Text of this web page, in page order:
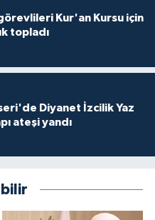
Kur'an Kursu için
topladı
Diyanet İzcilik Yaz
ateşi yandı